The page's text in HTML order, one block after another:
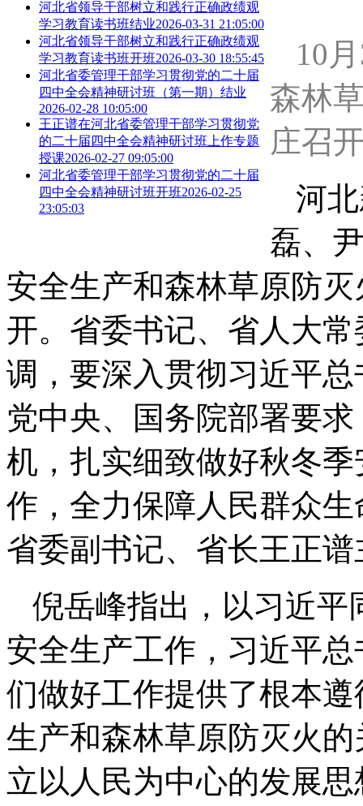
河北省领导干部树立和践行正确政绩观
学习教育读书班结业2026-03-31 21:05:00
河北省领导干部树立和践行正确政绩观
学习教育读书班开班2026-03-30 18:55:45
河北省委管理干部学习贯彻党的二十届
四中全会精神研讨班（第一期）结业
2026-02-28 10:05:00
王正谱在河北省委管理干部学习贯彻党
的二十届四中全会精神研讨班上作专题
授课2026-02-27 09:05:00
河北省委管理干部学习贯彻党的二十届
四中全会精神研讨班开班2026-02-25
23:05:03
10
森林
庄召
河
磊、
安全生产和森林草原防
开。省委书记、省人大
调，要深入贯彻习近平
党中央、国务院部署要
机，扎实细致做好秋冬
作，全力保障人民群众
省委副书记、省长王正谱
倪岳峰指出，以习近平
安全生产工作，习近平
们做好工作提供了根本
生产和森林草原防灭火
立以人民为中心的发展